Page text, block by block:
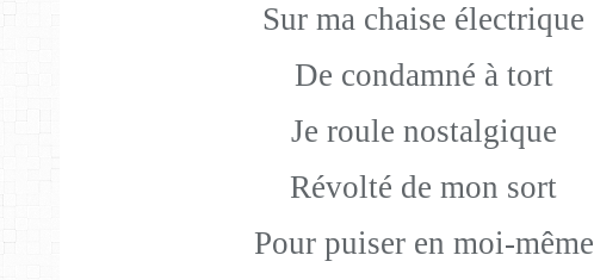
Sur ma chaise électrique
De condamné à tort
Je roule nostalgique
Révolté de mon sort
Pour puiser en moi-même